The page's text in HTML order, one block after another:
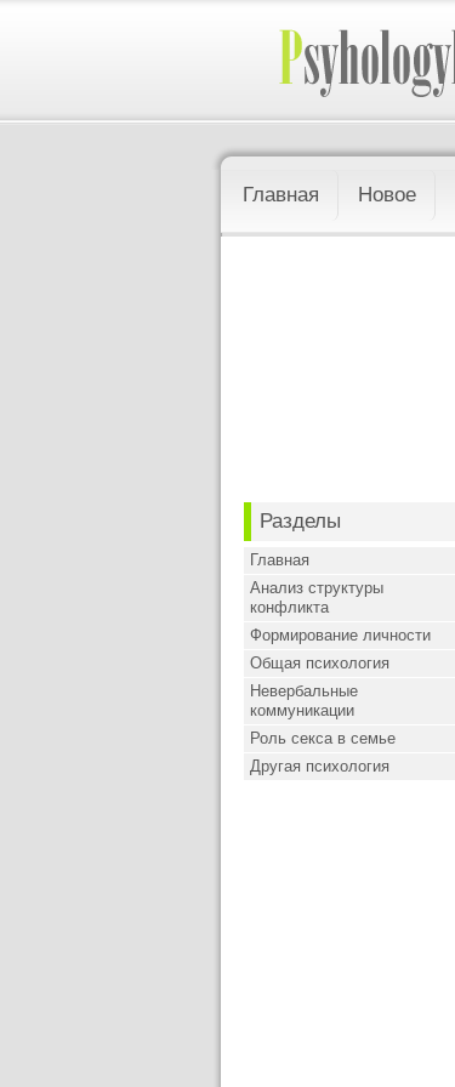
Главная Новое
Разделы
Главная
Анализ структуры
конфликта
Формирование личности
Общая психология
Невербальные
коммуникации
Роль секса в семье
Другая психология